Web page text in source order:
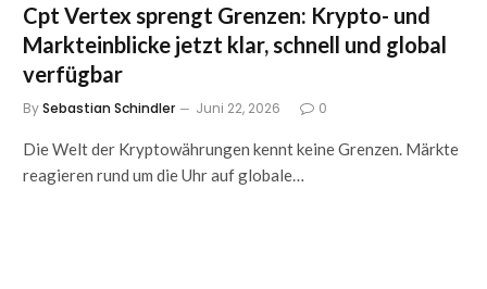
Cpt Vertex sprengt Grenzen: Krypto- und
Markteinblicke jetzt klar, schnell und global
verfügbar
BySebastian Schindler Juni 22, 2026 0
Die Welt der Kryptowährungen kennt keine Grenzen. Märkte
reagieren rund um die Uhr auf globale…